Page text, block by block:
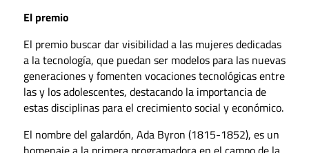
El premio
El premio buscar dar visibilidad a las mujeres dedicadas
a la tecnología, que puedan ser modelos para las nuevas
generaciones y fomenten vocaciones tecnológicas entre
las y los adolescentes, destacando la importancia de
estas disciplinas para el crecimiento social y económico.
El nombre del galardón, Ada Byron (1815-1852), es un